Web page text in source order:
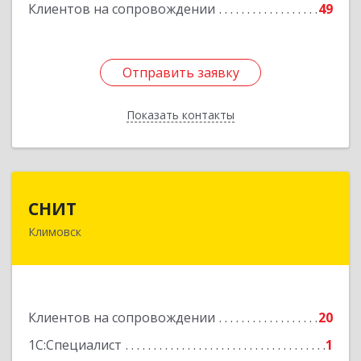
Клиентов на сопровождении 49
Отправить заявку
Показать контакты
Отправить заявку
Назад
СНИТ
Климовск
Клиентов на сопровождении
20
1С:Специалист
1
142180, Московская обл, Климовск г, Советская